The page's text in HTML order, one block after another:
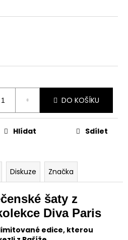
DO KOŠÍKU
Hlídat Sdílet
Diskuze Značka
šaty z
Diva Paris
edice, kterou